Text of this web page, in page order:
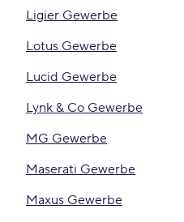
Ligier Gewerbe
Lotus Gewerbe
Lucid Gewerbe
Lynk & Co Gewerbe
MG Gewerbe
Maserati Gewerbe
Maxus Gewerbe